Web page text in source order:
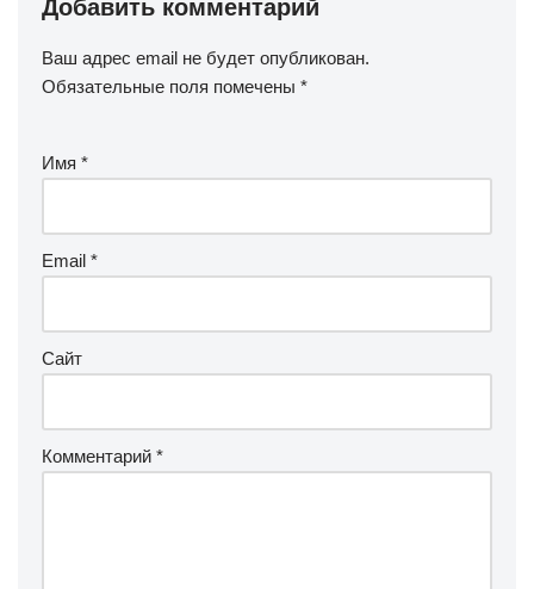
Добавить комментарий
Ваш адрес email не будет опубликован.
Обязательные поля помечены *
Имя *
Email *
Сайт
Комментарий *